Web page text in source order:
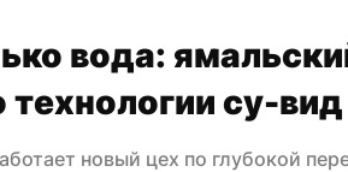
вода:
технологии су-вид
новый цех по глубокой